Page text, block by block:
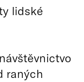
lidské
raných